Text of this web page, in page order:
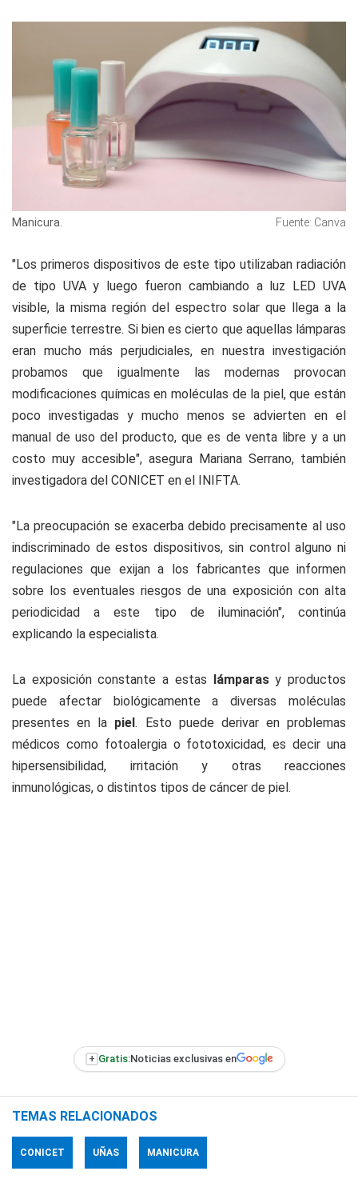
Manicura. Fuente: Canva
"Los primeros dispositivos de este tipo utilizaban radiación
de tipo UVA y luego fueron cambiando a luz LED UVA
visible, la misma región del espectro solar que llega a la
superficie terrestre. Si bien es cierto que aquellas lámparas
eran mucho más perjudiciales, en nuestra investigación
probamos que igualmente las modernas provocan
modificaciones químicas en moléculas de la piel, que están
poco investigadas y mucho menos se advierten en el
manual de uso del producto, que es de venta libre y a un
costo muy accesible", asegura Mariana Serrano, también
investigadora del CONICET en el INIFTA.
"La preocupación se exacerba debido precisamente al uso
indiscriminado de estos dispositivos, sin control alguno ni
regulaciones que exijan a los fabricantes que informen
sobre los eventuales riesgos de una exposición con alta
periodicidad a este tipo de iluminación", continúa
explicando la especialista.
La exposición constante a estas lámparasy productos
puede afectar biológicamente a diversas moléculas
presentes en la piel. Esto puede derivar en problemas
médicos como fotoalergia o fototoxicidad, es decir una
hipersensibilidad, irritación y otras reacciones
inmunológicas, o distintos tipos de cáncer de piel.
+ Gratis:Noticias exclusivas en
TEMAS RELACIONADOS
CONICET UÑAS MANICURA